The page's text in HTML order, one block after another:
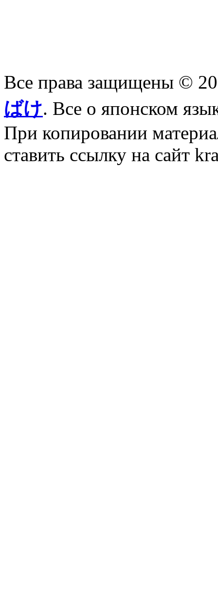
Все права защищены ©
ばけ. Все о японском
При копировании
ставить ссылку на сайт